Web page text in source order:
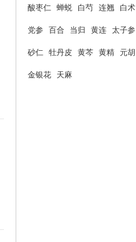
酸枣仁 蝉蜕 白芍 连翘 白术
党参 百合 当归 黄连 太子参
砂仁 牡丹皮 黄芩 黄精 元胡
金银花 天麻